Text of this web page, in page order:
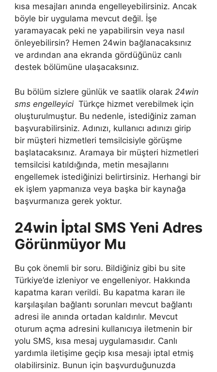
kısa mesajları anında engelleyebilirsiniz. Ancak
böyle bir uygulama mevcut değil. İşe
yaramayacak peki ne yapabilirsin veya nasıl
önleyebilirsin? Hemen 24win bağlanacaksınız
ve ardından ana ekranda gördüğünüz canlı
destek bölümüne ulaşacaksınız.
Bu bölüm sizlere günlük ve saatlik olarak 24win
sms engelleyici Türkçe hizmet verebilmek için
oluşturulmuştur. Bu nedenle, istediğiniz zaman
başvurabilirsiniz. Adınızı, kullanıcı adınızı girip
bir müşteri hizmetleri temsilcisiyle görüşme
başlatacaksınız. Aramaya bir müşteri hizmetleri
temsilcisi katıldığında, metin mesajlarını
engellemek istediğinizi belirtirsiniz. Herhangi bir
ek işlem yapmanıza veya başka bir kaynağa
başvurmanıza gerek yoktur.
24win İptal SMS Yeni Adres
Görünmüyor Mu
Bu çok önemli bir soru. Bildiğiniz gibi bu site
Türkiye’de izleniyor ve engelleniyor. Hakkında
kapatma kararı verildi. Bu kapatma kararı ile
karşılaşılan bağlantı sorunları mevcut bağlantı
adresi ile anında ortadan kaldırılır. Mevcut
oturum açma adresini kullanıcıya iletmenin bir
yolu SMS, kısa mesaj uygulamasıdır. Canlı
yardımla iletişime geçip kısa mesajı iptal etmiş
olabilirsiniz. Bunun için başvurduğunuzda